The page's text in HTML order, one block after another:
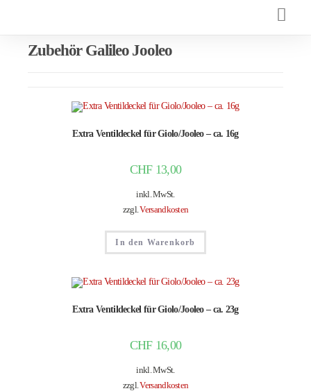
Zubehör Galileo Jooleo
Extra Ventildeckel für Giolo/Jooleo – ca. 16g
CHF13,00
inkl. MwSt.
zzgl.Versandkosten
In den Warenkorb
Extra Ventildeckel für Giolo/Jooleo – ca. 23g
CHF16,00
inkl. MwSt.
zzgl.Versandkosten